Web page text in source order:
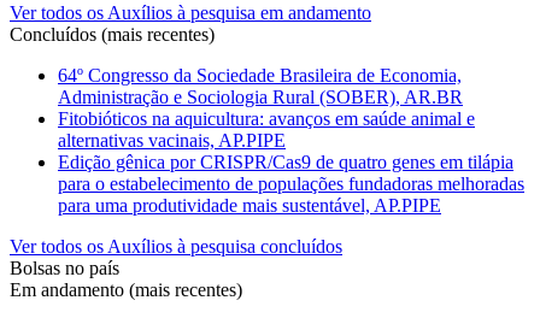
Ver todos os Auxílios à pesquisa em andamento
Concluídos (mais recentes)
64º Congresso da Sociedade Brasileira de Economia,
Administração e Sociologia Rural (SOBER), AR.BR
Fitobióticos na aquicultura: avanços em saúde animal e
alternativas vacinais, AP.PIPE
Edição gênica por CRISPR/Cas9 de quatro genes em tilápia
para o estabelecimento de populações fundadoras melhoradas
para uma produtividade mais sustentável, AP.PIPE
Ver todos os Auxílios à pesquisa concluídos
Bolsas no país
Em andamento (mais recentes)